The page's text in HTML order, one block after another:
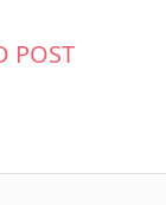
POST